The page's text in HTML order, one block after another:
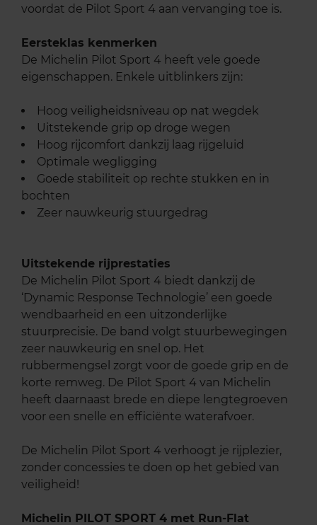
voordat de Pilot Sport 4 aan vervanging toe is.
Eersteklas kenmerken
De Michelin Pilot Sport 4 heeft vele goede
eigenschappen. Enkele uitblinkers zijn:
Hoog veiligheidsniveau op nat wegdek
Uitstekende grip op droge wegen
Hoog rijcomfort dankzij laag rijgeluid
Optimale wegligging
Goede stabiliteit op rechte stukken en in
bochten
Zeer nauwkeurig stuurgedrag
Uitstekende rijprestaties
De Michelin Pilot Sport 4 biedt dankzij de
‘Dynamic Response Technologie’ een goede
wendbaarheid en een uitzonderlijke
stuurprecisie. De band volgt stuurbewegingen
zeer nauwkeurig en snel op. Het
rubbermengsel zorgt voor de goede grip en de
korte remweg. De Pilot Sport 4 van Michelin
heeft daarnaast brede en diepe lengtegroeven
voor een snelle en efficiënte waterafvoer.
De Michelin Pilot Sport 4 verhoogt je rijplezier,
zonder concessies te doen op het gebied van
veiligheid!
Michelin PILOT SPORT 4 met Run-Flat